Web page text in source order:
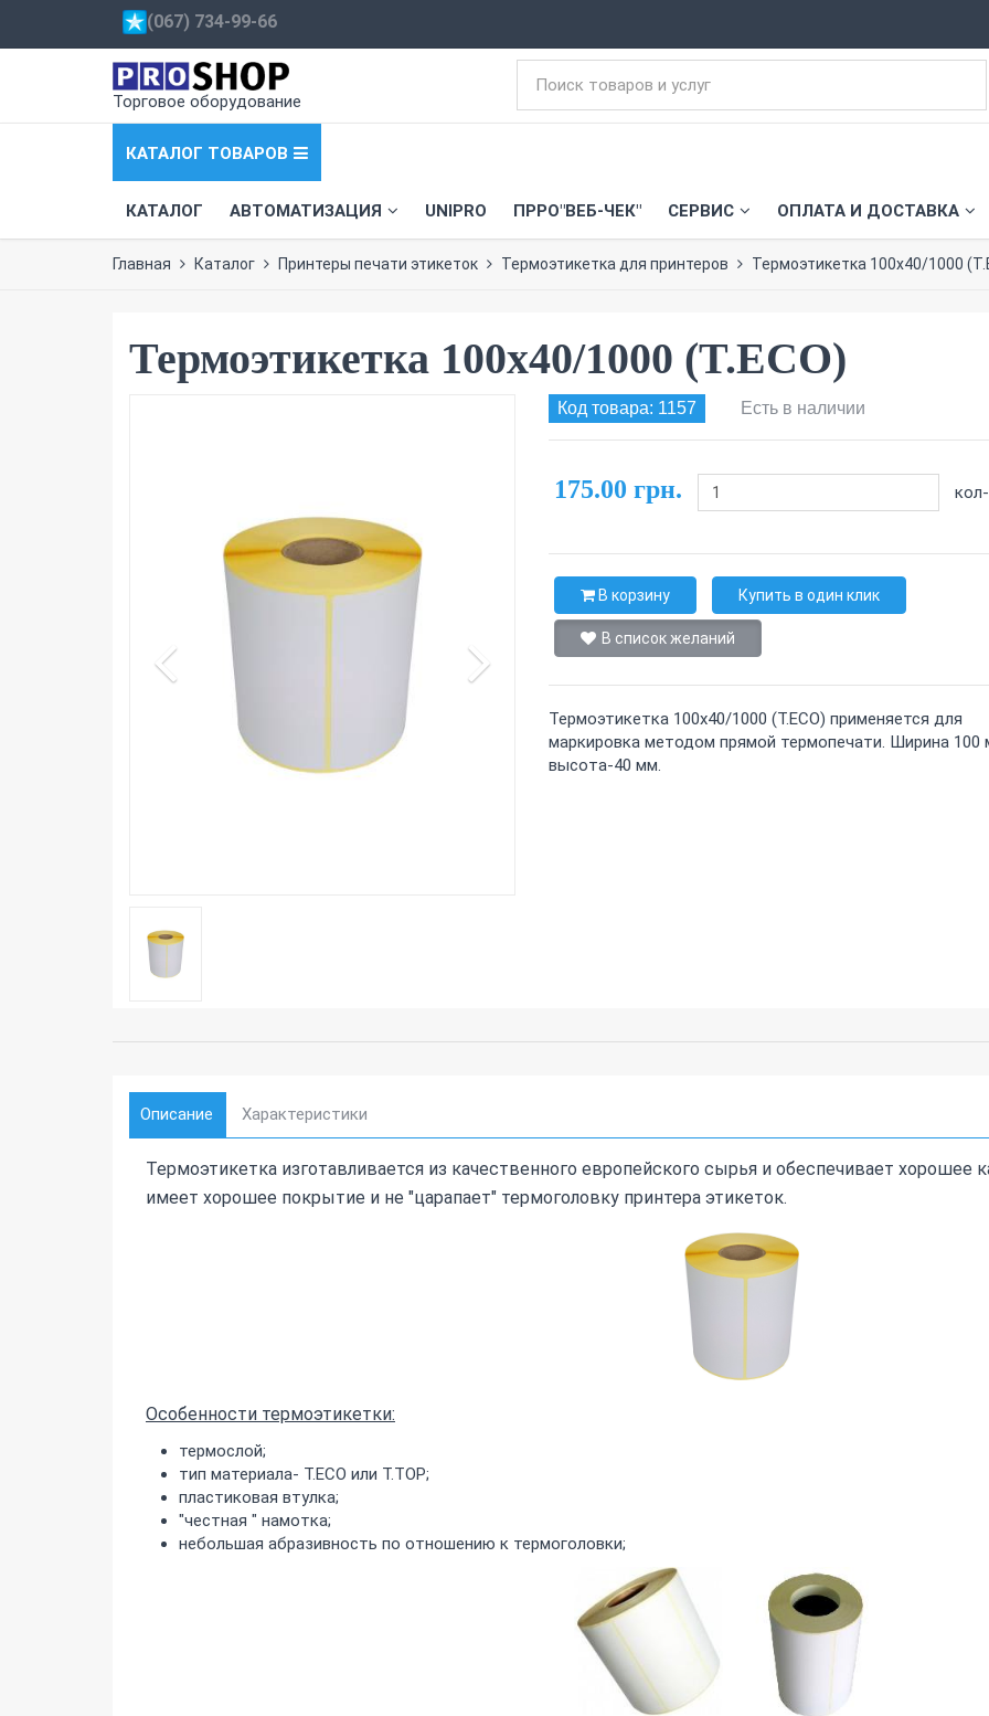
Торговое оборудование
КАТАЛОГ ТОВАРОВ
КАТАЛОГ АВТОМАТИЗАЦИЯ UNIPRO ПРРО"ВЕБ-ЧЕК" СЕРВИС ОПЛАТА И ДОСТАВКА
(067) 734-99-66
Главная Каталог Принтеры печати этикеток Термоэтикетка для принтеров Термоэтикетка 100х40/1000
Термоэтикетка 100х40/1000 (T.ECO)
Код товара: 1157 Есть в наличии
175.00 грн.
В корзину Купить в один клик
В список желаний
Термоэтикетка 100х40/1000 (T.ECO) применяется для
маркировка методом прямой термопечати. Ширина 100
высота-40 мм.
Описание Характеристики
Термоэтикетка изготавливается из качественного европейского сырья и обеспечивает хорошее
имеет хорошее покрытие и не "царапает" термоголовку принтера этикеток.
Особенности термоэтикетки:
термослой;
тип материала- T.ECO или T.TOP;
пластиковая втулка;
"честная " намотка;
небольшая абразивность по отношению к термоголовки;